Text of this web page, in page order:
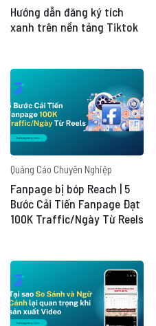
Hướng dẫn đăng ký tích
xanh trên nền tảng Tiktok
Quảng Cáo Chuyên Nghiệp
Fanpage bị bóp Reach | 5
Bước Cải Tiến Fanpage Đạt
100K Traffic/Ngày Từ Reels